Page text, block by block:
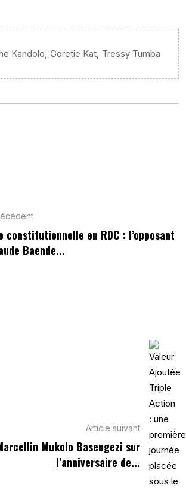
Kandolo Goretie Kat Tressy Tumba
constitutionnelle en RDC : l’opposant
Baende...
Article suivant
Mukolo Basengezi sur
l’anniversaire de...